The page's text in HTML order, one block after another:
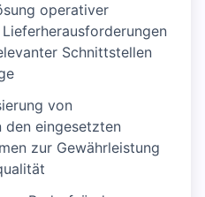
operativer
Schnittstellen
von
den eingesetzten
zur Gewährleistung